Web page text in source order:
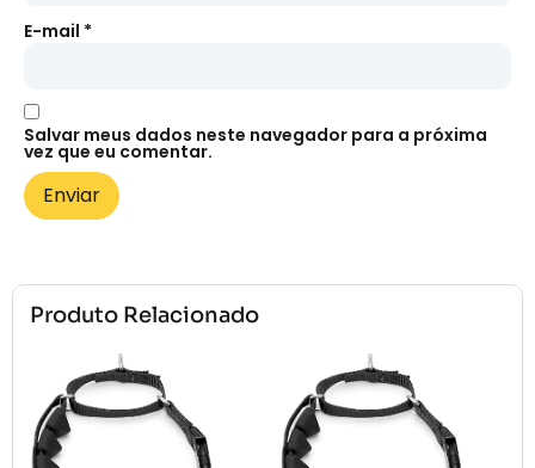
Produto Relacionado
E-mail *
Salvar meus dados neste navegador para a próxima
vez que eu comentar.